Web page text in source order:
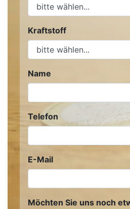
Kraftstoff
Name
Telefon
E-Mail
Möchten Sie uns noch